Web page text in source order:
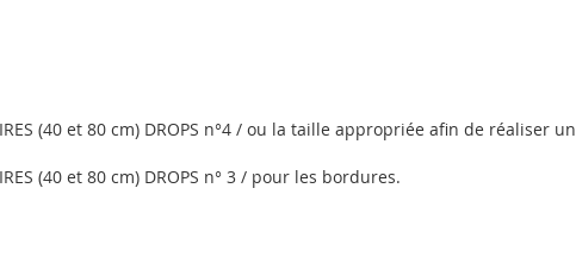
(40 et 80 cm) DROPS n°4 / ou la taille appropriée afin de réaliser un
(40 et 80 cm) DROPS n° 3 / pour les bordures.